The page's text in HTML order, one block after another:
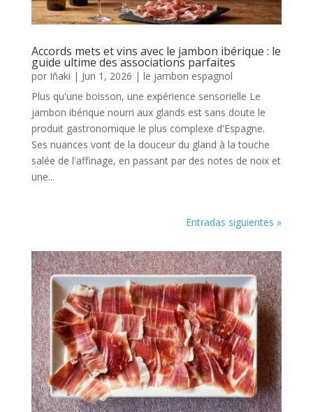
Accords mets et vins avec le jambon ibérique : le
guide ultime des associations parfaites
por Iñaki | Jun 1, 2026 | le jambon espagnol
Plus qu'une boisson, une expérience sensorielle Le
jambon ibérique nourri aux glands est sans doute le
produit gastronomique le plus complexe d'Espagne.
Ses nuances vont de la douceur du gland à la touche
salée de l'affinage, en passant par des notes de noix et
une...
Entradas siguientes »